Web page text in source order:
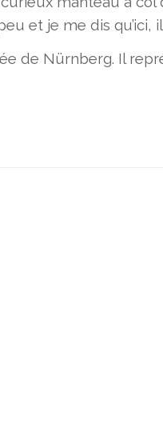
et je me dis qu’ici,
de Nürnberg. Il